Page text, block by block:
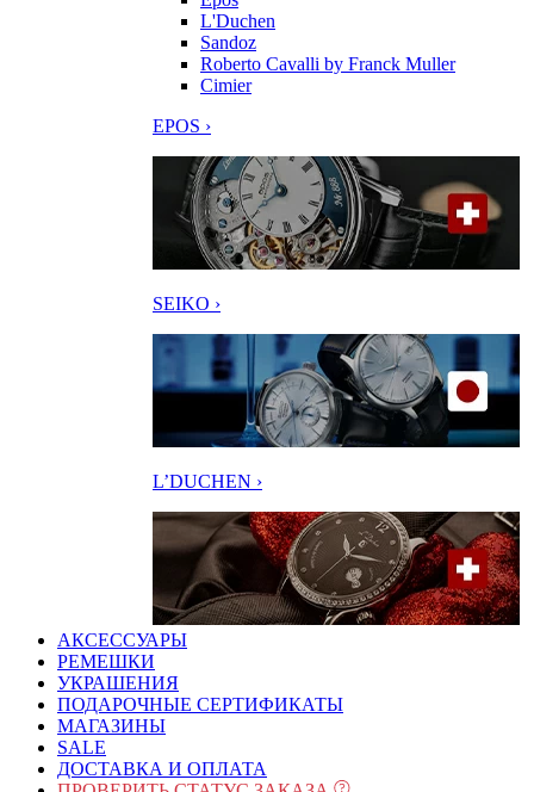
L'Duchen
Sandoz
Roberto Cavalli by Franck Muller
Cimier
EPOS ›
SEIKO ›
L’DUCHEN ›
АКСЕССУАРЫ
РЕМЕШКИ
УКРАШЕНИЯ
ПОДАРОЧНЫЕ СЕРТИФИКАТЫ
МАГАЗИНЫ
SALE
ДОСТАВКА И ОПЛАТА